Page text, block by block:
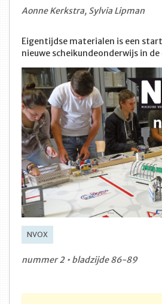
Aonne Kerkstra, Sylvia Lipman
Eigentijdse materialen is een
nieuwe scheikundeonderwijs in de
NVOX
nummer 2 • bladzijde 86-89